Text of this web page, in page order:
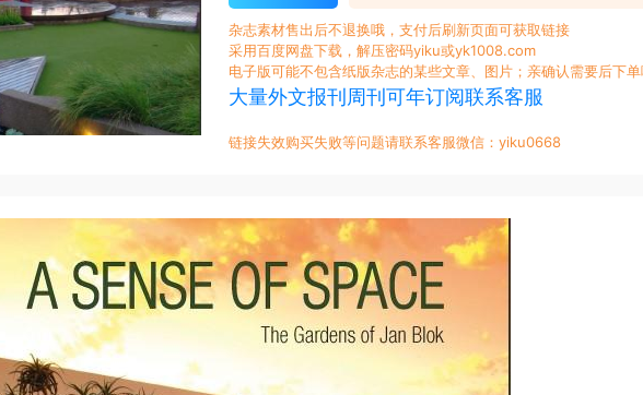
杂志素材售出后不退换哦，支付后刷新页面可获取链接
采用百度网盘下载，解压密码yiku或yk1008.com
电子版可能不包含纸版杂志的某些文章、图片；亲确认需要后下
大量外文报刊周刊可年订阅联系客服
链接失效购买失败等问题请联系客服微信：yiku0668